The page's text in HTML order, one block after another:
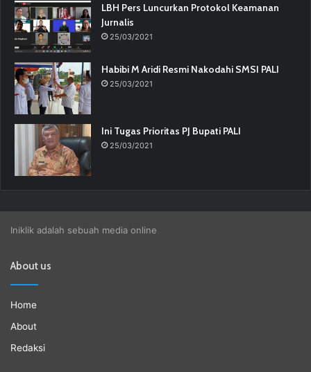
LBH Pers Luncurkan Protokol Keamanan
Jurnalis
25/03/2021
Habibi M Aridi Resmi Nakodahi SMSI PALI
25/03/2021
Ini Tugas Prioritas PJ Bupati PALI
25/03/2021
Iniklik adalah sebuah media online
About us
Home
About
Redaksi